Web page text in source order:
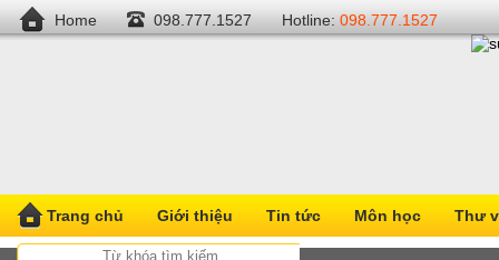
Home 098.777.1527 Hotline: 098.777.1527
Trang chủ Giới thiệu Tin tức Môn học Thư